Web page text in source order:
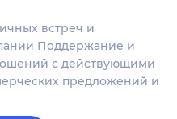
встреч и
Поддержание и
с действующими
предложений и